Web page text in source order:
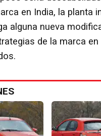
en India, la planta
alguna nueva
de la marca